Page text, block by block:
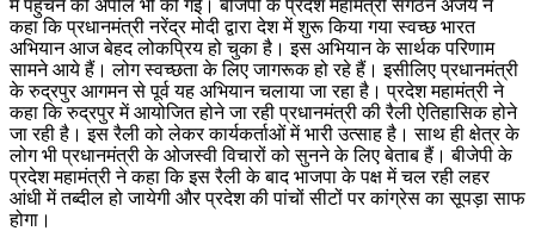
में पहुंचने की अपील भी की गई। बीजेपी के प्रदेश महामंत्री संगठन अजेय ने
कहा कि प्रधानमंत्री नरेंद्र मोदी द्वारा देश में शुरू किया गया स्वच्छ भारत
अभियान आज बेहद लोकप्रिय हो चुका है। इस अभियान के सार्थक परिणाम
सामने आये हैं। लोग स्वच्छता के लिए जागरूक हो रहे हैं। इसीलिए प्रधानमंत्री
के रुद्रपुर आगमन से पूर्व यह अभियान चलाया जा रहा है। प्रदेश महामंत्री ने
कहा कि रुद्रपुर में आयोजित होने जा रही प्रधानमंत्री की रैली ऐतिहासिक होने
जा रही है। इस रैली को लेकर कार्यकर्ताओं में भारी उत्साह है। साथ ही क्षेत्र के
लोग भी प्रधानमंत्री के ओजस्वी विचारों को सुनने के लिए बेताब हैं। बीजेपी के
प्रदेश महामंत्री ने कहा कि इस रैली के बाद भाजपा के पक्ष में चल रही लहर
आंधी में तब्दील हो जायेगी और प्रदेश की पांचों सीटों पर कांग्रेस का सूपड़ा साफ
होगा।